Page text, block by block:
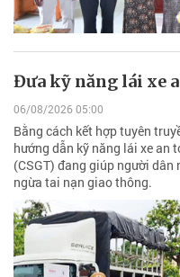
Đưa kỹ năng lái xe
06/08/2026 05:00
Bằng cách kết hợp tuyên
hướng dẫn kỹ năng lái xe an
(CSGT) đang giúp người dân
ngừa tai nạn giao thông.